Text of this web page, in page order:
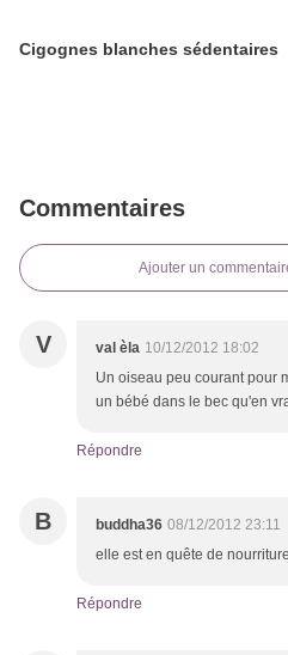
Cigognes blanches sédentaires
Commentaires
Ajouter un
V val èla 10/12/2012 18:02
Un oiseau peu courant pour
un bébé dans le bec qu'en
Répondre
B buddha36 08/12/2012 23:11
elle est en quête de
Répondre